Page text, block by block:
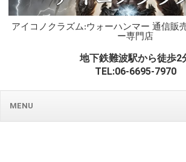
アイコノクラズム:ウォーハンマー 通信販
ー専門店
地下鉄難波駅から徒歩2
TEL:06-6695-7970
MENU